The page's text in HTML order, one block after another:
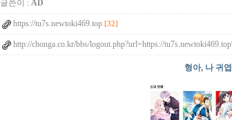
글쓴이 : AD
https://tu7s.newtoki469.top [32]
http://chonga.co.kr/bbs/logout.php?url=https://
형아, 나 귀